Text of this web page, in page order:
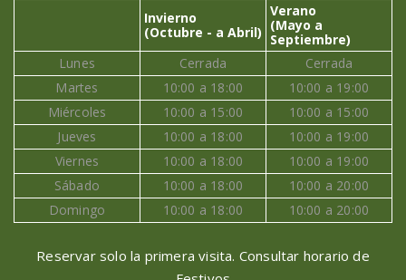
Invierno
(Octubre - a Abril)
Verano
(Mayo a
Septiembre)
Lunes
Cerrada
Cerrada
Martes
10:00 a 18:00
10:00 a 19:00
Miércoles
10:00 a 15:00
10:00 a 15:00
Jueves
10:00 a 18:00
10:00 a 19:00
Viernes
10:00 a 18:00
10:00 a 19:00
Sábado
10:00 a 18:00
10:00 a 20:00
Domingo
10:00 a 18:00 10:00 a 20:00
Reservar solo la primera visita. Consultar horario de